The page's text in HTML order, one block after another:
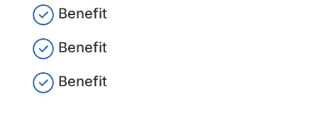
Benefit
Benefit
Benefit